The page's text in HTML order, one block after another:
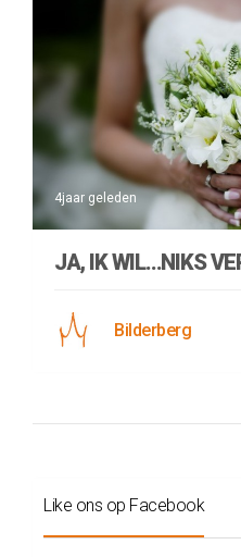
4jaar geleden
JA, IK WIL…NIKS
Bilderberg
Like ons op Facebook